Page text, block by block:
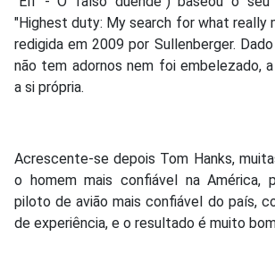
"Highest duty: My search for what really
redigida em 2009 por Sullenberger.
não tem adornos nem foi embelezado,
a si própria.
Acrescente-se depois Tom Hanks,
o homem mais confiável na América,
piloto de avião mais confiável do país,
de experiência, e o resultado é muito